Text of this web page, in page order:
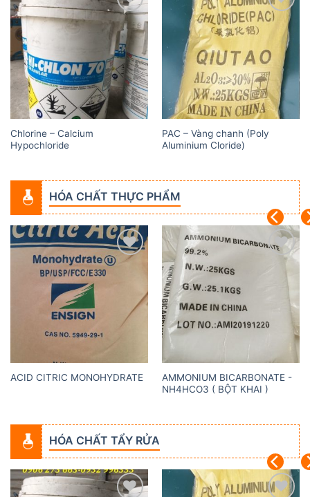
Add to
wishlist
Chlorine – Calcium
Hypochloride
Add to
wishlist
PAC – Vàng chanh (Poly
Aluminium Cloride)
HÓA CHẤT THỰC PHẨM
Add to
ACID CITRIC MONOHYDRATE
Add to
AMMONIUM BICARBONATE -
NH4HCO3 ( BỘT KHAI )
HÓA CHẤT TẨY RỬA